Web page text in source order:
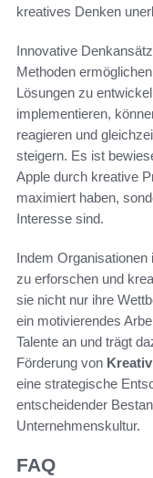
kreatives Denken
Innovative
Methoden
Lösungen zu
implementieren,
reagieren und
steigern. Es ist
Apple durch kreative
maximiert haben,
Interesse sind.
Indem Organisationen
zu erforschen und
sie nicht nur ihre
ein motivierendes
Talente an und trägt
Förderung von
eine strategische
entscheidender
Unternehmenskultur.
FAQ